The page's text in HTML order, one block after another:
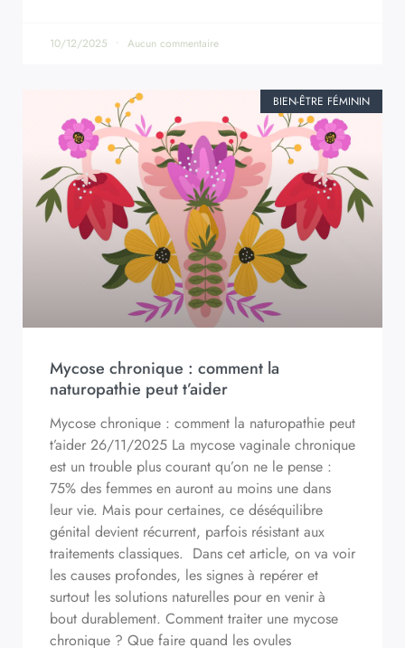
10/12/2025 Aucun commentaire
BIEN-ÊTRE FÉMININ
Mycose chronique : comment la
naturopathie peut t’aider
Mycose chronique : comment la naturopathie peut
t’aider 26/11/2025 La mycose vaginale chronique
est un trouble plus courant qu’on ne le pense :
75% des femmes en auront au moins une dans
leur vie. Mais pour certaines, ce déséquilibre
génital devient récurrent, parfois résistant aux
traitements classiques. Dans cet article, on va voir
les causes profondes, les signes à repérer et
surtout les solutions naturelles pour en venir à
bout durablement. Comment traiter une mycose
chronique ? Que faire quand les ovules